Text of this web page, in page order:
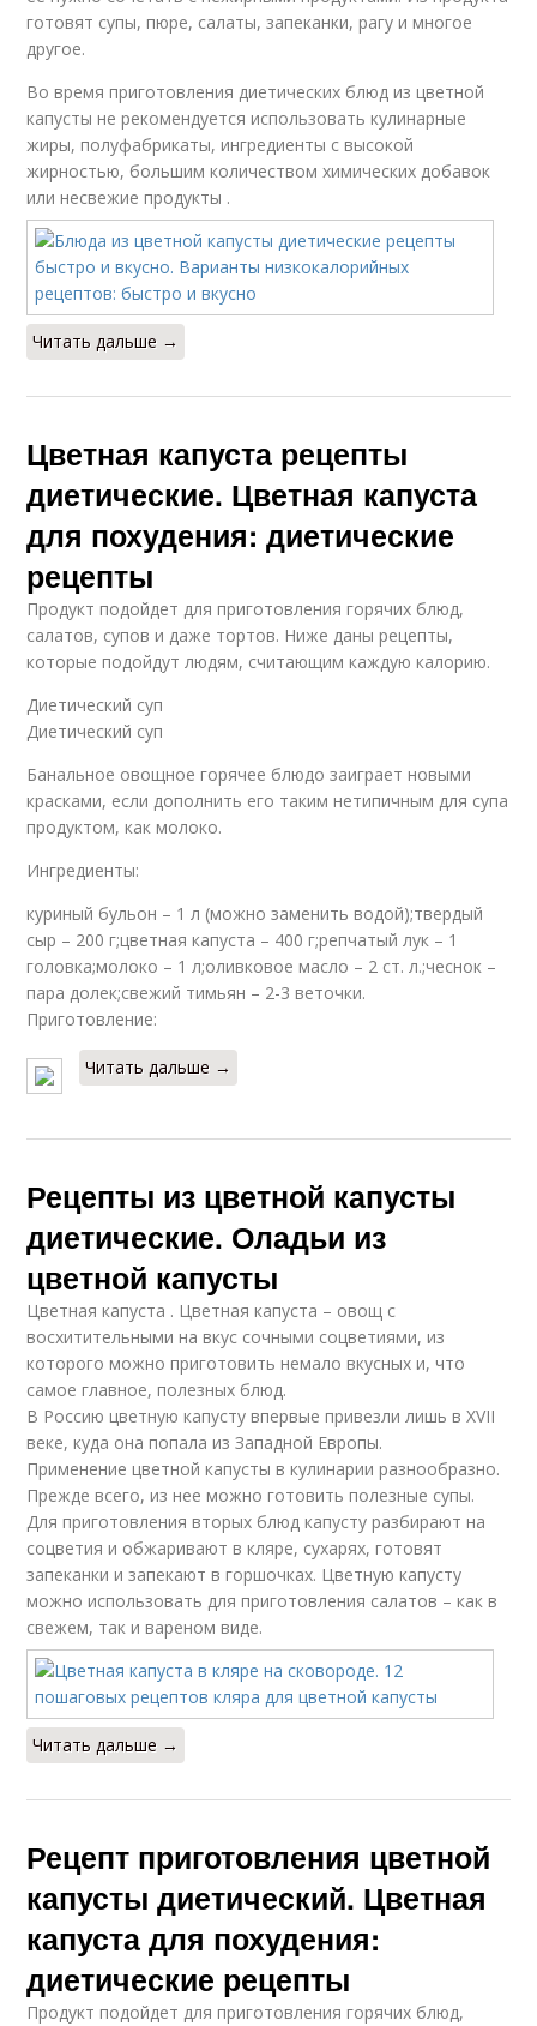
готовят супы, пюре, салаты, запеканки, рагу и многое
другое.
Во время приготовления диетических блюд из цветной
капусты не рекомендуется использовать кулинарные
жиры, полуфабрикаты, ингредиенты с высокой
жирностью, большим количеством химических добавок
или несвежие продукты .
Читать дальше →
Цветная капуста рецепты
диетические. Цветная капуста
для похудения: диетические
рецепты
Продукт подойдет для приготовления горячих блюд,
салатов, супов и даже тортов. Ниже даны рецепты,
которые подойдут людям, считающим каждую калорию.
Диетический суп
Диетический суп
Банальное овощное горячее блюдо заиграет новыми
красками, если дополнить его таким нетипичным для супа
продуктом, как молоко.
Ингредиенты:
куриный бульон – 1 л (можно заменить водой);твердый
сыр – 200 г;цветная капуста – 400 г;репчатый лук – 1
головка;молоко – 1 л;оливковое масло – 2 ст. л.;чеснок –
пара долек;свежий тимьян – 2-3 веточки.
Приготовление:
Читать дальше →
Рецепты из цветной капусты
диетические. Оладьи из
цветной капусты
Цветная капуста . Цветная капуста – овощ с
восхитительными на вкус сочными соцветиями, из
которого можно приготовить немало вкусных и, что
самое главное, полезных блюд.
В Россию цветную капусту впервые привезли лишь в XVII
веке, куда она попала из Западной Европы.
Применение цветной капусты в кулинарии разнообразно.
Прежде всего, из нее можно готовить полезные супы.
Для приготовления вторых блюд капусту разбирают на
соцветия и обжаривают в кляре, сухарях, готовят
запеканки и запекают в горшочках. Цветную капусту
можно использовать для приготовления салатов – как в
свежем, так и вареном виде.
Читать дальше →
Рецепт приготовления цветной
капусты диетический. Цветная
капуста для похудения:
диетические рецепты
Продукт подойдет для приготовления горячих блюд,